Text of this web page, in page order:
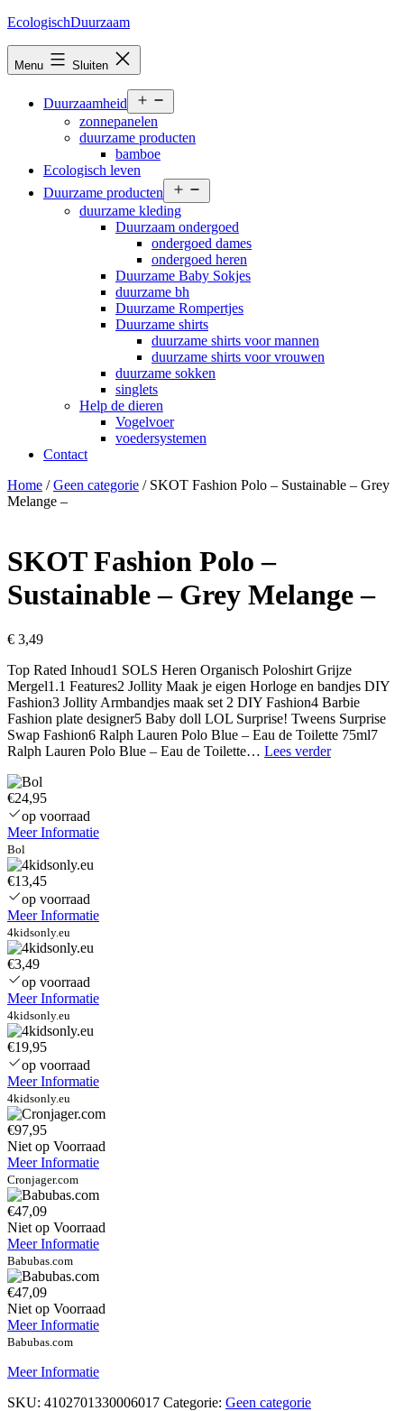
Ga
inhoud
EcologischDuurzaam
Menu Sluiten
Duurzaamheid
menu
zonnepanelen
duurzame producten
bamboe
Ecologisch leven
Duurzame producten
menu
duurzame kleding
Duurzaam ondergoed
ondergoed dames
ondergoed heren
Duurzame Baby Sokjes
duurzame bh
Duurzame Rompertjes
Duurzame shirts
duurzame shirts voor mannen
duurzame shirts voor vrouwen
duurzame sokken
singlets
Help de dieren
Vogelvoer
voedersystemen
Contact
Home /Geen categorie / SKOT Fashion Polo – Sustainable – Grey
Melange –
SKOT Fashion Polo –
Sustainable – Grey Melange –
€ 3,49
Top Rated Inhoud1 SOLS Heren Organisch Poloshirt Grijze
Mergel1.1 Features2 Jollity Maak je eigen Horloge en bandjes DIY
Fashion3 Jollity Armbandjes maak set 2 DIY Fashion4 Barbie
Fashion plate designer5 Baby doll LOL Surprise! Tweens Surprise
Swap Fashion6 Ralph Lauren Polo Blue – Eau de Toilette 75ml7
Ralph Lauren Polo Blue – Eau de Toilette… Lees verderSKOT
€24,95
op voorraad
Meer Informatie
Bol
€13,45
op voorraad
Meer Informatie
4kidsonly.eu
€3,49
op voorraad
Meer Informatie
4kidsonly.eu
€19,95
op voorraad
Meer Informatie
4kidsonly.eu
€97,95
Niet op Voorraad
Meer Informatie
Cronjager.com
€47,09
Niet op Voorraad
Meer Informatie
Babubas.com
€47,09
Niet op Voorraad
Meer Informatie
Babubas.com
Meer Informatie
SKU: 4102701330006017 Categorie: Geen categorie